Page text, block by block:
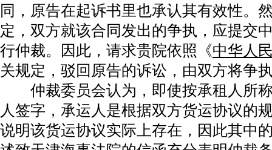
同，原告在起诉书里也承认其有效性。
定，双方就该合同发出的争执，应提交
行仲裁。因此，请求贵院依照《中华人
关规定，驳回原告的诉讼，由双方将争
仲裁委员会认为，即使按承租人所称
人签字，承运人是根据双方货运协议的
说明该货运协议实际上存在，因此其中